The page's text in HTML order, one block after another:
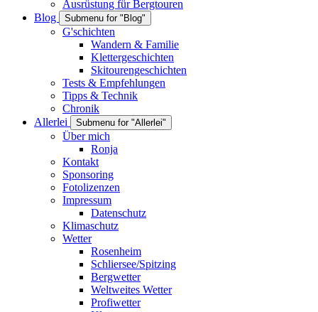
Ausrüstung für Bergtouren
Blog
Submenu for "Blog"
G'schichten
Wandern & Familie
Klettergeschichten
Skitourengeschichten
Tests & Empfehlungen
Tipps & Technik
Chronik
Allerlei
Submenu for "Allerlei"
Über mich
Ronja
Kontakt
Sponsoring
Fotolizenzen
Impressum
Datenschutz
Klimaschutz
Wetter
Rosenheim
Schliersee/Spitzing
Bergwetter
Weltweites Wetter
Profiwetter